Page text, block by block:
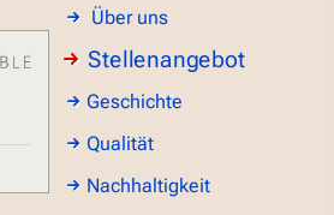
Über uns
Stellenangebot
Geschichte
Qualität
Nachhaltigkeit